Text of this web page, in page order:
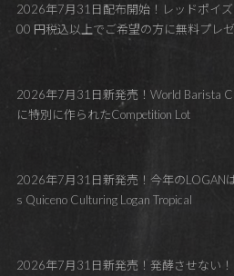
2026年7月31日配布開始！レッドポイ
00 円税込以上でご希望の方に無料プレ
2026年7月31日新発売！World Barista
に特別に作られたCompetition Lot
2026年7月31日新発売！今年のLOGAN
s Quiceno Culturing Logan Tropical
2026年7月31日新発売！発酵させない